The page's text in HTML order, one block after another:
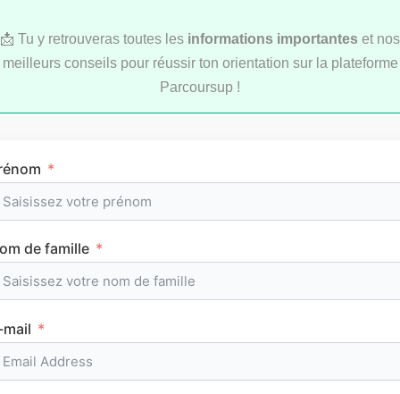
Le classement des meilleurs IFSI sur
Parcoursup 2026
Tous les articles
AuFutur
📩 Tu y retrouveras toutes les informations importantes et nos
meilleurs conseils pour réussir ton orientation sur la plateforme
Parcoursup !
de famille